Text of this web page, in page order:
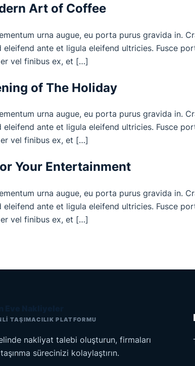
Art of Coffee
urna augue, eu porta purus gravida in.
eleifend ante et ligula eleifend ultricies. Fusce
vel finibus ex, et […]
of The Holiday
urna augue, eu porta purus gravida in.
eleifend ante et ligula eleifend ultricies. Fusce
vel finibus ex, et […]
Your Entertainment
urna augue, eu porta purus gravida in.
eleifend ante et ligula eleifend ultricies. Fusce
vel finibus ex, et […]
TAŞIMACILIK PLATFORMU
nakliyat talebi oluşturun, firmaları
sürecinizi kolaylaştırın.